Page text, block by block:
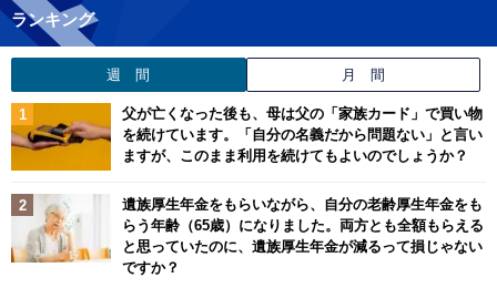
ランキング
週 間 月 間
父が亡くなった後も、母は父の「家族カード」で買い物
を続けています。「自分の名義だから問題ない」と言い
ますが、このまま利用を続けてもよいのでしょうか？
遺族厚生年金をもらいながら、自分の老齢厚生年金をも
らう年齢（65歳）になりました。両方とも全額もらえる
と思っていたのに、遺族厚生年金が減るって損じゃない
ですか？